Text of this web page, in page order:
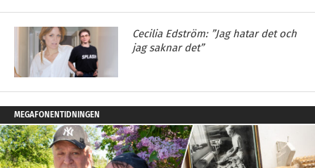
Cecilia Edström: ”Jag hatar det och
jag saknar det”
MEGAFONENTIDNINGEN